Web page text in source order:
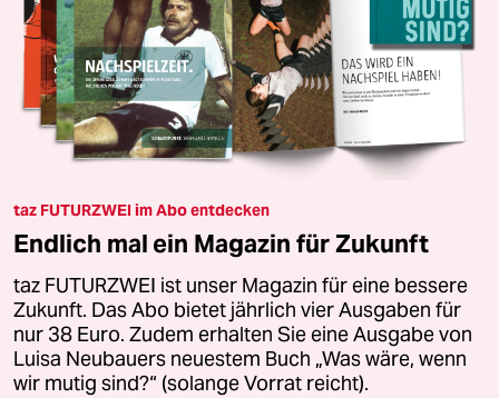
taz FUTURZWEI im Abo entdecken
Endlich mal ein Magazin für Zukunft
taz FUTURZWEI ist unser Magazin für eine bessere
Zukunft. Das Abo bietet jährlich vier Ausgaben für
nur 38 Euro. Zudem erhalten Sie eine Ausgabe von
Luisa Neubauers neuestem Buch „Was wäre, wenn
wir mutig sind?“ (solange Vorrat reicht).